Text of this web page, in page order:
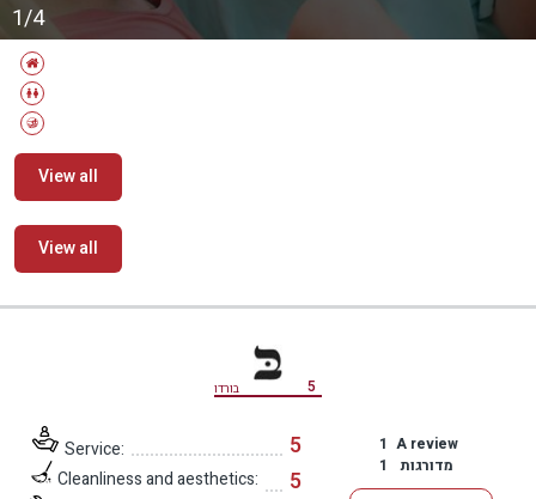
1/4
View all
View all
בורדו 5
Service: 5
Cleanliness and aesthetics: 5
1 A review
1
מדורגות